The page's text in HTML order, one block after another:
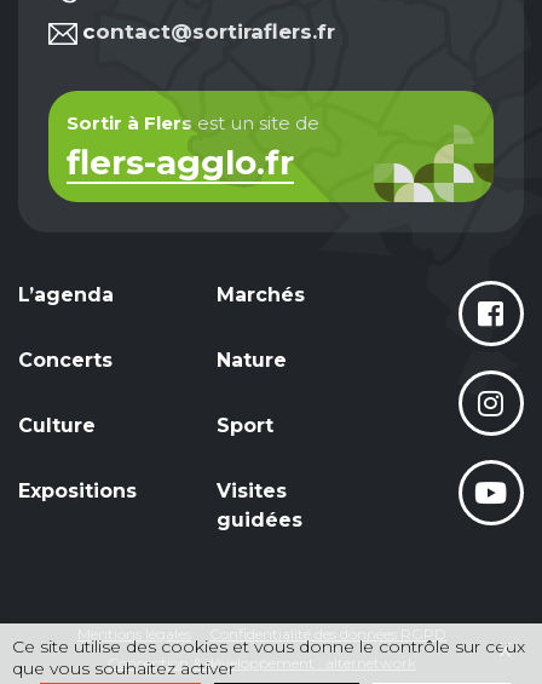
contact@sortiraflers.fr
Sortir à Flers est un site de
flers-agglo.fr
L’agenda
Concerts
Culture
Expositions
Marchés
Nature
Sport
Visites
guidées
Conception & développement : alternetwork
X
Ce site utilise des cookies et vous donne le contrôle sur ceux
que vous souhaitez activer